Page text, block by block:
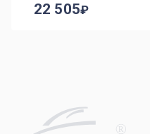
22 505
R